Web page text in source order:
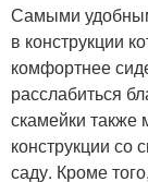
Самыми
в конструкции
комфортнее
расслабиться
скамейки также
конструкции со
саду. Кроме